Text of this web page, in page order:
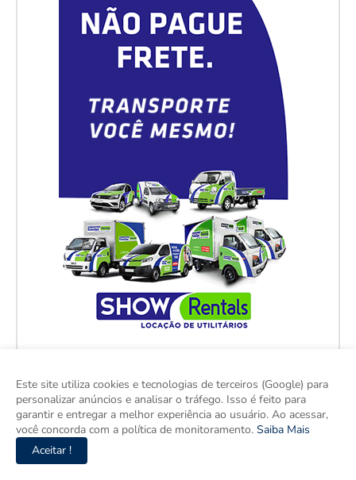
Este site utiliza cookies e tecnologias de terceiros (Google) para
personalizar anúncios e analisar o tráfego. Isso é feito para
garantir e entregar a melhor experiência ao usuário. Ao acessar,
você concorda com a política de monitoramento. Saiba Mais
Aceitar !